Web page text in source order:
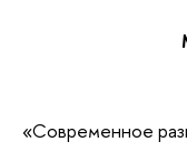
«Современное